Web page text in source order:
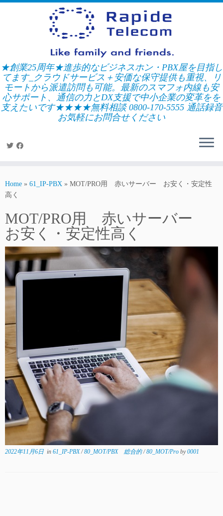
Skip
★創業25周年★進歩的なビジネスホン・PBX屋を目指し
てます_クラウドサービス＋安価な保守提供も重視、リ
モートから派遣訪問も可能。最新のスマフォ内線も安
心サポート、通信の力とDX支援で中小企業の変革をを
支えたいです★★★★無料相談 0800-170-5555 通話録音
お気軽にお問合せください
Home » 61_IP-PBX » MOT/PRO用 赤いサーバー お安く・安定性
高く
MOT/PRO用 赤いサーバー
お安く・安定性高く
2022年11月6日 in 61_IP-PBX/80_MOT/PBX 総合的/80_MOT/Pro by0001